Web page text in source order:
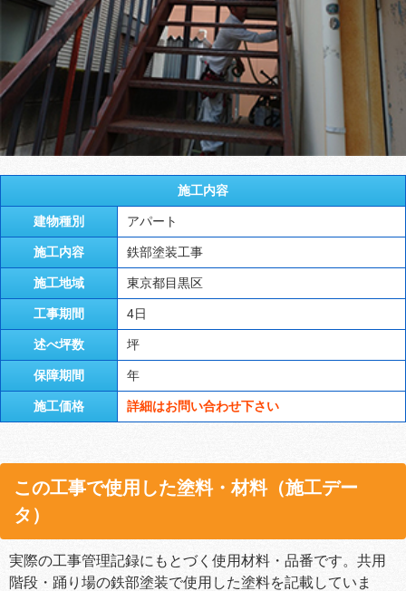
施工内容
建物種別 アパート
施工内容 鉄部塗装工事
施工地域 東京都目黒区
工事期間 4日
述べ坪数 坪
保障期間 年
施工価格 詳細はお問い合わせ下さい
この工事で使用した塗料・材料（施工デー
タ）
実際の工事管理記録にもとづく使用材料・品番です。共用
階段・踊り場の鉄部塗装で使用した塗料を記載していま